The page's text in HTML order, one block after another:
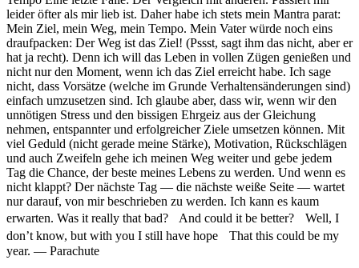
leider öfter als mir lieb ist. Daher habe ich stets mein Mantra parat:
Mein Ziel, mein Weg, mein Tempo. Mein Vater würde noch eins
draufpacken: Der Weg ist das Ziel! (Pssst, sagt ihm das nicht, aber er
hat ja recht). Denn ich will das Leben in vollen Zügen genießen und
nicht nur den Moment, wenn ich das Ziel erreicht habe. Ich sage
nicht, dass Vorsätze (welche im Grunde Verhaltensänderungen sind)
einfach umzusetzen sind. Ich glaube aber, dass wir, wenn wir den
unnötigen Stress und den bissigen Ehrgeiz aus der Gleichung
nehmen, entspannter und erfolgreicher Ziele umsetzen können. Mit
viel Geduld (nicht gerade meine Stärke), Motivation, Rückschlägen
und auch Zweifeln gehe ich meinen Weg weiter und gebe jedem
Tag die Chance, der beste meines Lebens zu werden. Und wenn es
nicht klappt? Der nächste Tag — die nächste weiße Seite — wartet
nur darauf, von mir beschrieben zu werden. Ich kann es kaum
erwarten. Was it really that bad? And could it be better? Well, I
don’t know, but with you I still have hope That this could be my
year. — Parachute